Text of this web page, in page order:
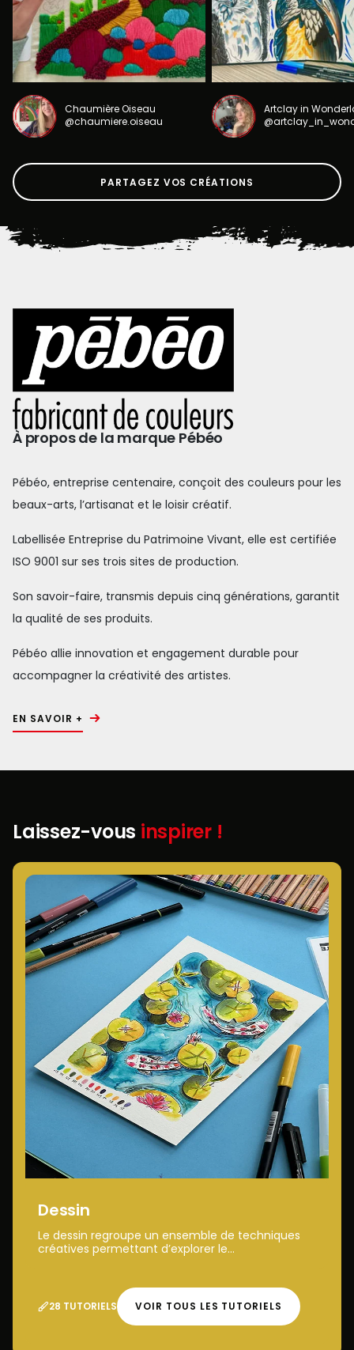
Chaumière Oiseau
@chaumiere.oiseau
Artclay in
PARTAGEZ VOS CRÉATIONS
À propos de la marque Pébéo
Pébéo, entreprise centenaire, conçoit des couleurs pour les
beaux-arts, l’artisanat et le loisir créatif.
Labellisée Entreprise du Patrimoine Vivant, elle est certifiée
ISO 9001 sur ses trois sites de production.
Son savoir-faire, transmis depuis cinq générations, garantit
la qualité de ses produits.
Pébéo allie innovation et engagement durable pour
accompagner la créativité des artistes.
EN SAVOIR +
Laissez-vous inspirer !
Dessin
Le dessin regroupe un ensemble de techniques
créatives permettant d’explorer le...
28 TUTORIELS VOIR TOUS LES TUTORIELS